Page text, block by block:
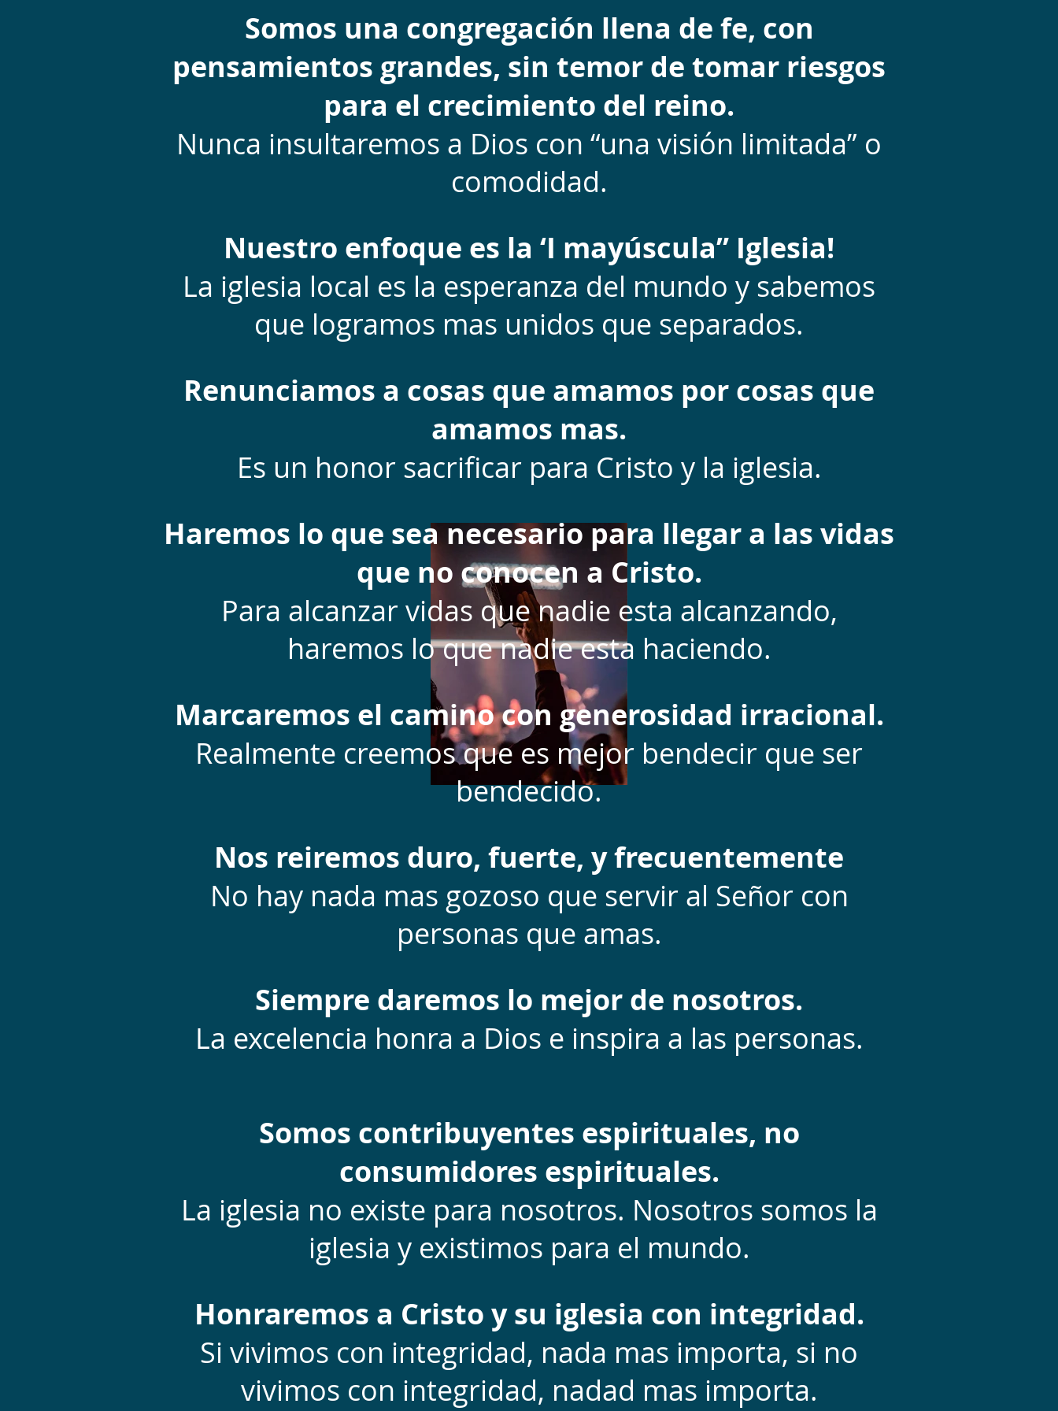
Somos una congregación llena de fe, con
pensamientos grandes, sin temor de tomar riesgos
para el crecimiento del reino.
Nunca insultaremos a Dios con “una visión limitada” o
comodidad.
Nuestro enfoque es la ‘I mayúscula” Iglesia!
La iglesia local es la esperanza del mundo y sabemos
que logramos mas unidos que separados.
Renunciamos a cosas que amamos por cosas que
amamos mas.
Es un honor sacrificar para Cristo y la iglesia.
Haremos lo que sea necesario para llegar a las vidas
que no conocen a Cristo.
Para alcanzar vidas que nadie esta alcanzando,
haremos lo que nadie esta haciendo.
Marcaremos el camino con generosidad irracional.
Realmente creemos que es mejor bendecir que ser
bendecido.
Nos reiremos duro, fuerte, y frecuentemente
No hay nada mas gozoso que servir al Señor con
personas que amas.
Siempre daremos lo mejor de nosotros.
La excelencia honra a Dios e inspira a las personas.
Somos contribuyentes espirituales, no
consumidores espirituales.
La iglesia no existe para nosotros. Nosotros somos la
iglesia y existimos para el mundo.
Honraremos a Cristo y su iglesia con integridad.
Si vivimos con integridad, nada mas importa, si no
vivimos con integridad, nadad mas importa.